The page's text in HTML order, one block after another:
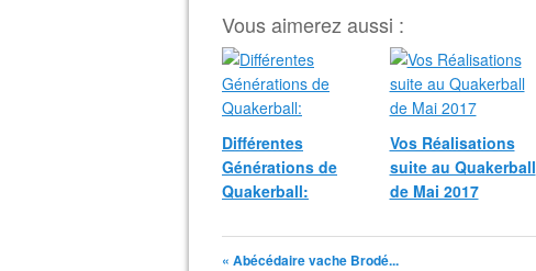
Vous aimerez aussi :
Différentes
Générations de
Quakerball:
Vos Réalisations
suite au Quakerball
de Mai 2017
« Abécédaire vache Brodé...